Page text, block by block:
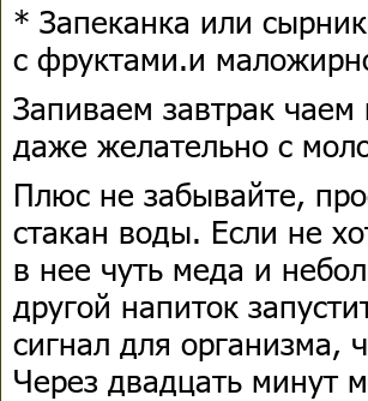
* Запеканка или
с фруктами.и
Запиваем завтрак
даже желательно с
Плюс не забывайте,
стакан воды. Если не
в нее чуть меда и
другой напиток
сигнал для организма,
Через двадцать минут